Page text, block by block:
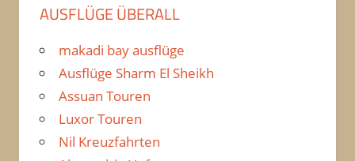
AUSFLÜGE ÜBERALL
makadi bay ausflüge
Ausflüge Sharm El Sheikh
Assuan Touren
Luxor Touren
Nil Kreuzfahrten